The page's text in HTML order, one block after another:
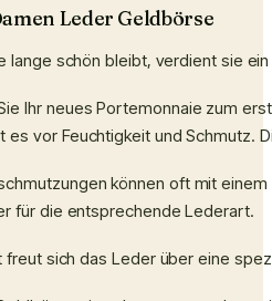
Leder Geldbörse
lange schön bleibt, verdient sie
Ihr neues Portemonnaie zum
es vor Feuchtigkeit und Schmutz.
können oft mit
für die entsprechende Lederart.
freut sich das Leder über eine